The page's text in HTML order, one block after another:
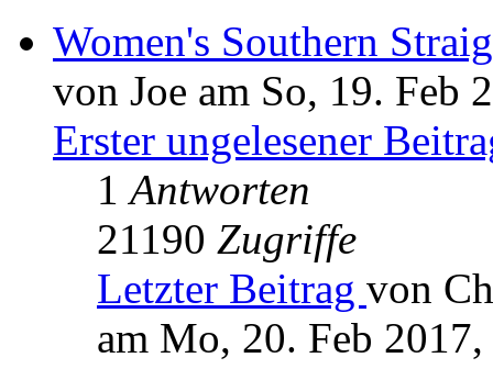
Women's Southern
von Joe am So, 19. Feb
Erster ungelesener
1Antworten
21190 Zugriffe
Letzter Beitrag von
am Mo, 20. Feb